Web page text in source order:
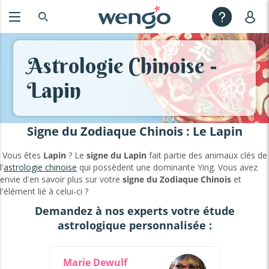
Astrologie Chinoise -
Lapin
Signe du Zodiaque Chinois : Le Lapin
Vous êtes Lapin ? Le signe du Lapin fait partie des animaux clés de
l'astrologie chinoise qui possèdent une dominante Ying. Vous avez
envie d'en savoir plus sur votre signe du Zodiaque Chinois et
l'élément lié à celui-ci ?
Demandez à nos experts votre étude
astrologique personnalisée :
Marie Dewulf